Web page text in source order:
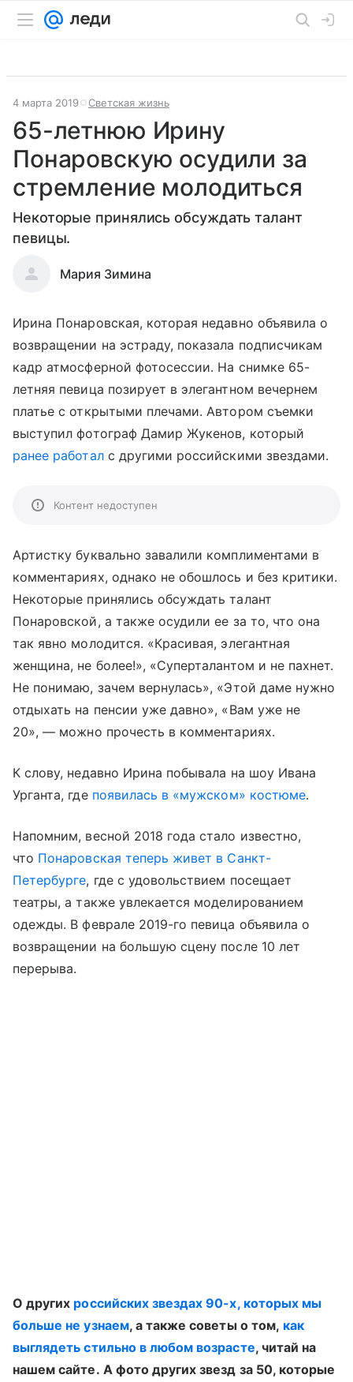
4 марта 2019 Светская жизнь
65-летнюю Ирину
Понаровскую осудили за
стремление молодиться
Некоторые принялись обсуждать талант
певицы.
Мария Зимина
Ирина Понаровская, которая недавно объявила о
возвращении на эстраду, показала подписчикам
кадр атмосферной фотосессии. На снимке 65-
летняя певица позирует в элегантном вечернем
платье с открытыми плечами. Автором съемки
выступил фотограф Дамир Жукенов, который
ранее работалс другими российскими звездами.
Контент недоступен
Артистку буквально завалили комплиментами в
комментариях, однако не обошлось и без критики.
Некоторые принялись обсуждать талант
Понаровской, а также осудили ее за то, что она
так явно молодится. «Красивая, элегантная
женщина, не более!», «Суперталантом и не пахнет.
Не понимаю, зачем вернулась», «Этой даме нужно
отдыхать на пенсии уже давно», «Вам уже не
20», — можно прочесть в комментариях.
К слову, недавно Ирина побывала на шоу Ивана
Урганта, где появилась в «мужском» костюме.
Напомним, весной 2018 года стало известно,
что Понаровская теперь живет в Санкт-
Петербурге, где с удовольствием посещает
театры, а также увлекается моделированием
одежды. В феврале 2019-го певица объявила о
возвращении на большую сцену после 10 лет
перерыва.
О других российских звездах 90-х, которых мы
больше не узнаем, а также советы о том, как
выглядеть стильно в любом возрасте, читай на
нашем сайте. А фото других звезд за 50, которые